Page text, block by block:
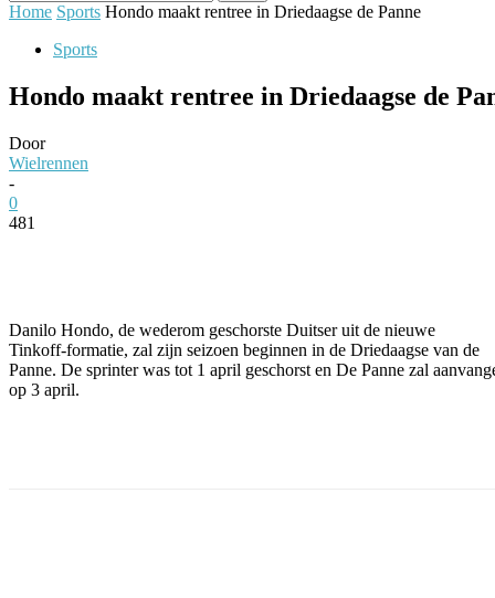
Home Sports Hondo maakt rentree in Driedaagse de Panne
Sports
Hondo maakt rentree in Driedaagse de
Door
Wielrennen
-
0
481
Danilo Hondo, de wederom geschorste Duitser uit de nieuwe
Tinkoff-formatie, zal zijn seizoen beginnen in de Driedaagse van de
Panne. De sprinter was tot 1 april geschorst en De Panne zal
op 3 april.